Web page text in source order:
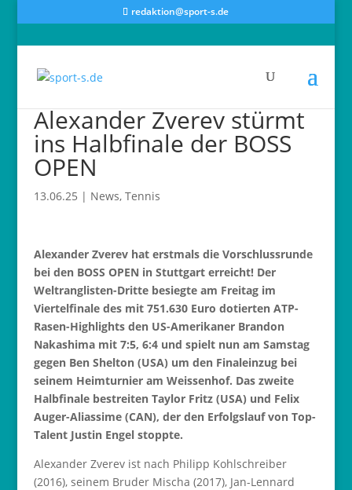
redaktion@sport-s.de
Alexander Zverev stürmt
ins Halbfinale der BOSS
OPEN
13.06.25 | News, Tennis
Alexander Zverev hat erstmals die Vorschlussrunde
bei den BOSS OPEN in Stuttgart erreicht! Der
Weltranglisten-Dritte besiegte am Freitag im
Viertelfinale des mit 751.630 Euro dotierten ATP-
Rasen-Highlights den US-Amerikaner Brandon
Nakashima mit 7:5, 6:4 und spielt nun am Samstag
gegen Ben Shelton (USA) um den Finaleinzug bei
seinem Heimturnier am Weissenhof. Das zweite
Halbfinale bestreiten Taylor Fritz (USA) und Felix
Auger-Aliassime (CAN), der den Erfolgslauf von Top-
Talent Justin Engel stoppte.
Alexander Zverev ist nach Philipp Kohlschreiber
(2016), seinem Bruder Mischa (2017), Jan-Lennard